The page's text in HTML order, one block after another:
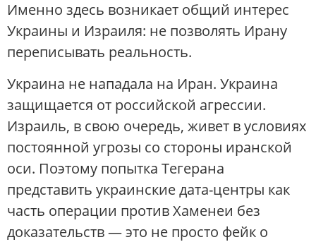
Именно здесь возникает общий интерес
Украины и Израиля: не позволять Ирану
переписывать реальность.
Украина не нападала на Иран. Украина
защищается от российской агрессии.
Израиль, в свою очередь, живет в условиях
постоянной угрозы со стороны иранской
оси. Поэтому попытка Тегерана
представить украинские дата-центры как
часть операции против Хаменеи без
доказательств — это не просто фейк о